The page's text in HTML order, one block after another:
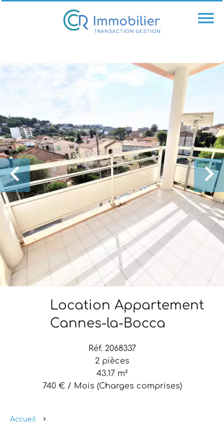
Location Appartement
Cannes-la-Bocca
Réf. 2068337
2 pièces
43.17 m²
740 € / Mois (Charges comprises)
Accueil